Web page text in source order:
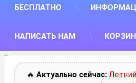
БЕСПЛАТНО
НАПИСАТЬ НАМ
🔥 Актуально сейчас: